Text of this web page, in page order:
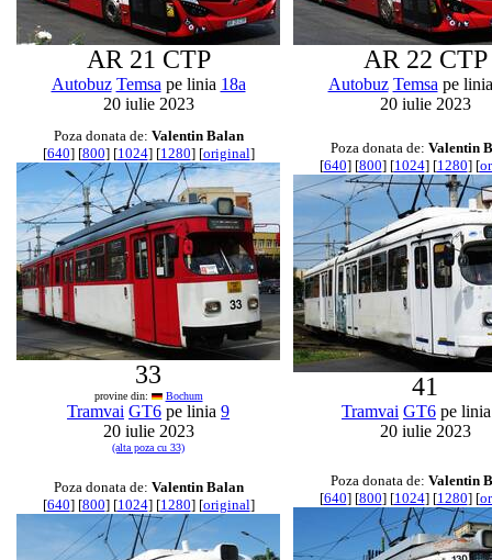
AR 21 CTP
Autobuz Temsa pe linia 18a
20 iulie 2023
AR 22 CTP
Autobuz Temsa pe
20 iulie 2023
Poza donata de: Valentin Balan
[640] [800] [1024] [1280] [original]
33
provine din: Bochum
Tramvai GT6 pe linia 9
20 iulie 2023
(alta poza cu 33)
Poza donata de: Valentin
[640] [800] [1024] [1280] [
41
Tramvai GT6 pe
20 iulie 2023
Poza donata de: Valentin Balan
[640] [800] [1024] [1280] [original]
Poza donata de: Valentin
[640] [800] [1024] [1280] [